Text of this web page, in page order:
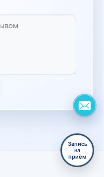
Запись
на
приём